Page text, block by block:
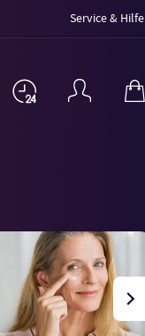
Service & Hilfe